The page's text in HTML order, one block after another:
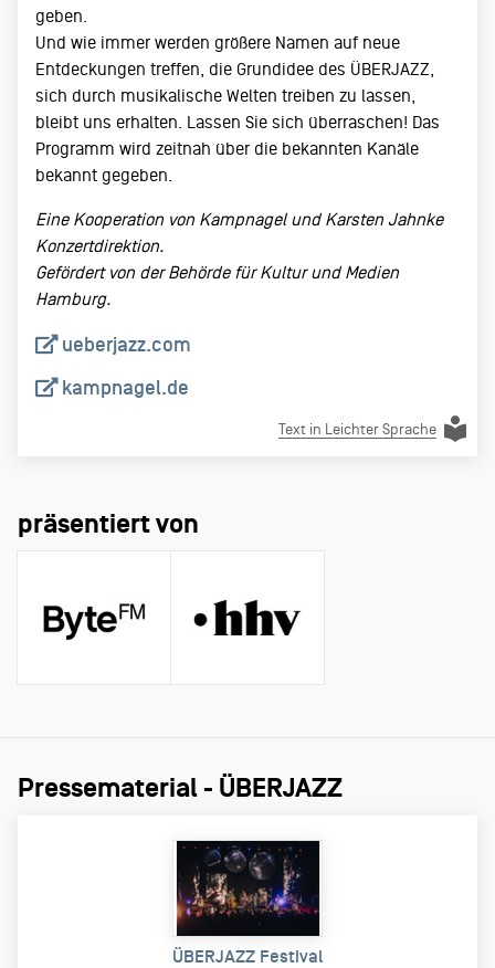
geben.
Und wie immer werden größere Namen auf neue
Entdeckungen treffen, die Grundidee des ÜBERJAZZ,
sich durch musikalische Welten treiben zu lassen,
bleibt uns erhalten. Lassen Sie sich überraschen! Das
Programm wird zeitnah über die bekannten Kanäle
bekannt gegeben.
Eine Kooperation von Kampnagel und Karsten Jahnke
Konzertdirektion.
Gefördert von der Behörde für Kultur und Medien
Hamburg.
ueberjazz.com
kampnagel.de
Text in Leichter Sprache
präsentiert von
Pressematerial - ÜBERJAZZ
ÜBERJAZZ Festival